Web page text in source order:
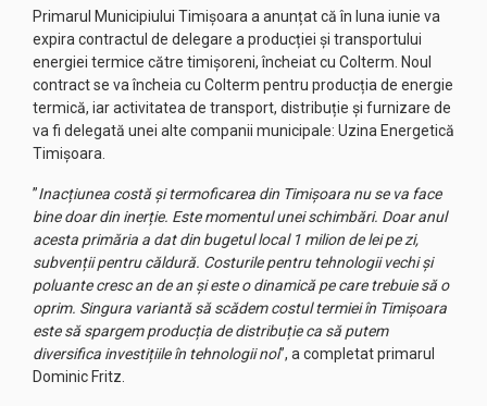
Primarul Municipiului Timișoara a anunțat că în luna iunie va
expira contractul de delegare a producției și transportului
energiei termice către timișoreni, încheiat cu Colterm. Noul
contract se va încheia cu Colterm pentru producția de energie
termică, iar activitatea de transport, distribuție și furnizare de
va fi delegată unei alte companii municipale: Uzina Energetică
Timișoara.
”Inacțiunea costă și termoficarea din Timișoara nu se va face
bine doar din inerție. Este momentul unei schimbări. Doar anul
acesta primăria a dat din bugetul local 1 milion de lei pe zi,
subvenții pentru căldură. Costurile pentru tehnologii vechi și
poluante cresc an de an și este o dinamică pe care trebuie să o
oprim. Singura variantă să scădem costul termiei în Timișoara
este să spargem producția de distribuție ca să putem
diversifica investițiile în tehnologii noi”, a completat primarul
Dominic Fritz.